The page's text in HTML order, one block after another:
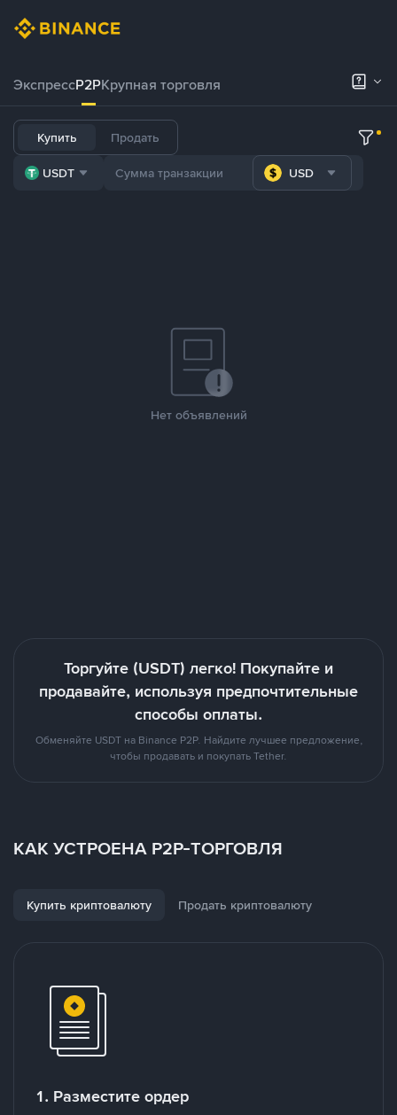
ЭкспрессP2PКрупная торговля
Купить Продать
USDT USD
Нет объявлений
Торгуйте (USDT) легко! Покупайте и
продавайте, используя предпочтительные
способы оплаты.
Обменяйте USDT на Binance P2P. Найдите лучшее предложение,
чтобы продавать и покупать Tether.
КАК УСТРОЕНА P2P-ТОРГОВЛЯ
Купить криптовалюту Продать криптовалюту
1. Разместите ордер